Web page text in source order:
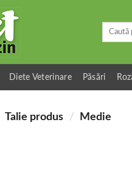
Caută
Diete Veterinare Păsări
Talie produs / Medie